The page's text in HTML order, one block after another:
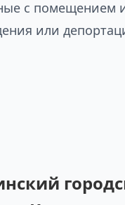
с помещением
или